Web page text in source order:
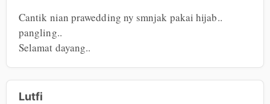
Cantik nian prawedding ny smnjak pakai hijab..
pangling..
Selamat dayang..
Lutfi